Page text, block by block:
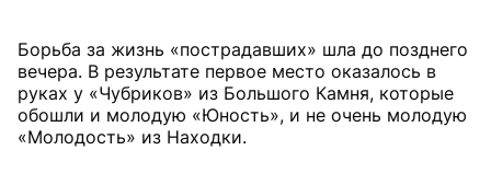
Борьба за жизнь «пострадавших» шла до позднего
вечера. В результате первое место оказалось в
руках у «Чубриков» из Большого Камня, которые
обошли и молодую «Юность», и не очень молодую
«Молодость» из Находки.